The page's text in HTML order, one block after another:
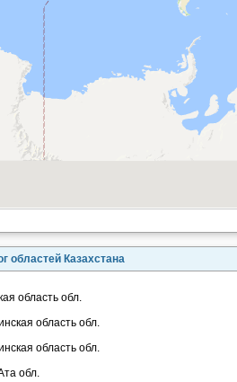
областей Казахстана
область обл.
область обл.
область обл.
обл.